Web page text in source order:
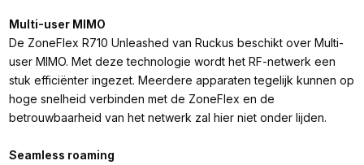
Multi-user MIMO
De ZoneFlex R710 Unleashed van Ruckus beschikt over Multi-
user MIMO. Met deze technologie wordt het RF-netwerk een
stuk efficiënter ingezet. Meerdere apparaten tegelijk kunnen op
hoge snelheid verbinden met de ZoneFlex en de
betrouwbaarheid van het netwerk zal hier niet onder lijden.
Seamless roaming